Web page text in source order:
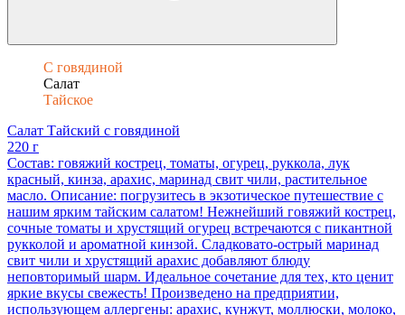
С говядиной
Салат
Тайское
Салат Тайский с говядиной
220 г
Состав: говяжий кострец, томаты, огурец, руккола, лук
красный, кинза, арахис, маринад свит чили, растительное
масло. Описание: погрузитесь в экзотическое путешествие с
нашим ярким тайским салатом! Нежнейший говяжий кострец,
сочные томаты и хрустящий огурец встречаются с пикантной
рукколой и ароматной кинзой. Сладковато-острый маринад
свит чили и хрустящий арахис добавляют блюду
неповторимый шарм. Идеальное сочетание для тех, кто ценит
яркие вкусы свежесть! Произведено на предприятии,
использующем аллергены: арахис, кунжут, моллюски, молоко,